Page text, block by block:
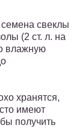
свеклы
(2 ст. л. на
влажную
хранятся,
имеют
получить